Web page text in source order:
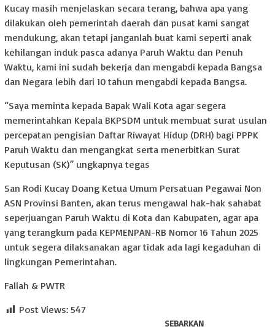
Kucay masih menjelaskan secara terang, bahwa apa yang
dilakukan oleh pemerintah daerah dan pusat kami sangat
mendukung, akan tetapi janganlah buat kami seperti anak
kehilangan induk pasca adanya Paruh Waktu dan Penuh
Waktu, kami ini sudah bekerja dan mengabdi kepada Bangsa
dan Negara lebih dari 10 tahun mengabdi kepada Bangsa.
“Saya meminta kepada Bapak Wali Kota agar segera
memerintahkan Kepala BKPSDM untuk membuat surat usulan
percepatan pengisian Daftar Riwayat Hidup (DRH) bagi PPPK
Paruh Waktu dan mengangkat serta menerbitkan Surat
Keputusan (SK)” ungkapnya tegas
San Rodi Kucay Doang Ketua Umum Persatuan Pegawai Non
ASN Provinsi Banten, akan terus mengawal hak-hak sahabat
seperjuangan Paruh Waktu di Kota dan Kabupaten, agar apa
yang terangkum pada KEPMENPAN-RB Nomor 16 Tahun 2025
untuk segera dilaksanakan agar tidak ada lagi kegaduhan di
lingkungan Pemerintahan.
Fallah & PWTR
Post Views: 547
SEBARKAN